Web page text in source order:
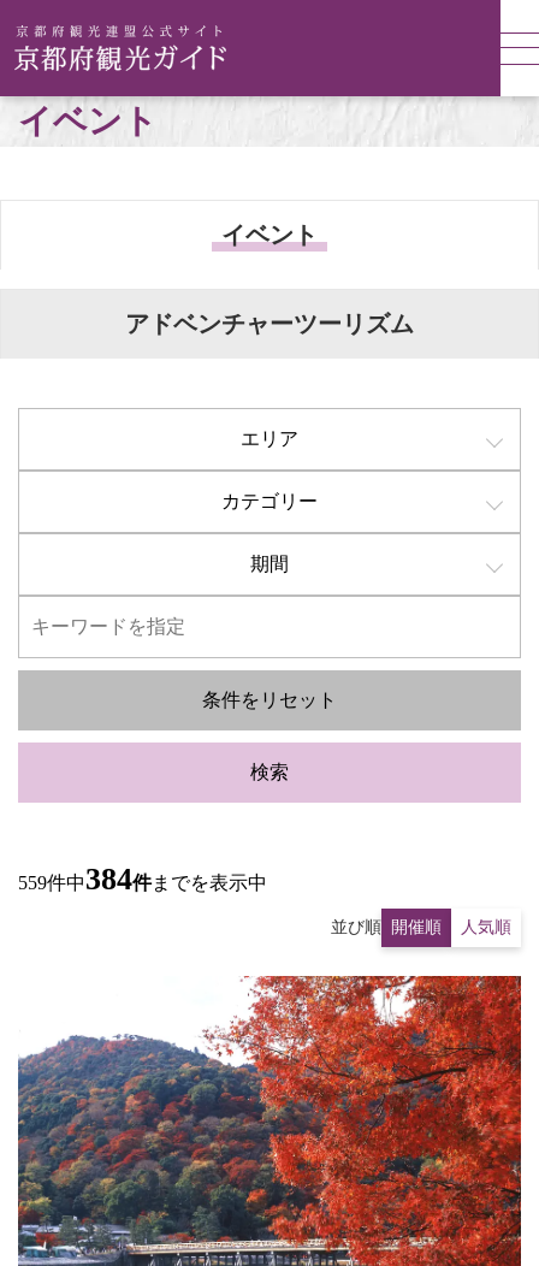
イベント
イベント
アドベンチャーツーリズム
エリア
カテゴリー
期間
条件をリセット
検索
559件中384件までを表示中
並び順 開催順 人気順